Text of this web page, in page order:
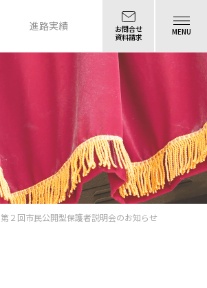
進路実績
お問合せ
資料請求
MENU
第２回市民公開型保護者説明会のお知らせ